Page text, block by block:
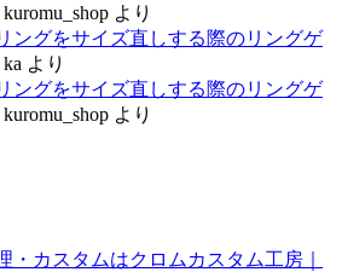
kuromu_shop より
ングをサイズ直しする際のリングゲ
ka より
ングをサイズ直しする際のリングゲ
kuromu_shop より
・カスタムはクロムカスタム工房｜